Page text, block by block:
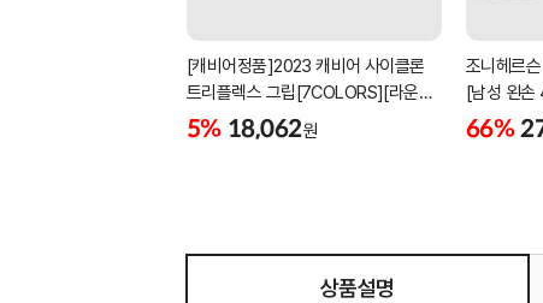
[캐비어정품]2023 캐비어 사이클론
트리플렉스 그립[7COLORS][라운드]
[39g/42g/46g/50g][R/S 토크]
5% 18,062원
조니헤르
[남성 왼
[화이트][
66%
상품설명